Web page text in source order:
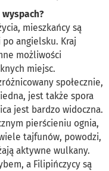
mieszkańcy są
angielsku. Kraj
możliwości
miejsc.
społecznie,
jest także spora
jest bardzo widoczna.
pierścieniu ognia,
tajfunów, powodzi,
aktywne wulkany.
a Filipińczycy są